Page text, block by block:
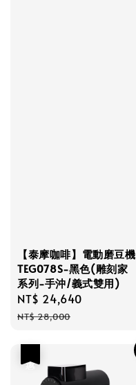
【泰摩咖啡】電動磨豆機
TEG078S-黑色(雕刻家
系列-手沖/義式雙用)
Sale
price
NT$ 24,640
NT$ 28,000